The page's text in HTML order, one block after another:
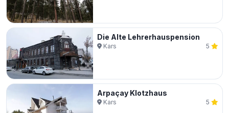
Die Alte Lehrerhauspension
Kars 5
Arpaçay Klotzhaus
Kars 5